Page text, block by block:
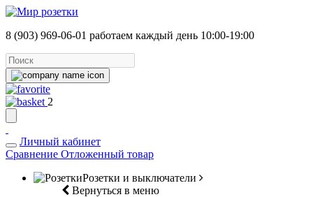
8 (903) 969-06-01 работаем каждый день 10:00-19:00
2
Личный кабинет
Сравнение Отложенный товар
Розетки и выключатели
Вернуться в меню